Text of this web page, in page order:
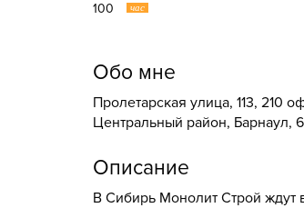
100 час
Обо мне
​Пролетарская улица, 113​, 210
Центральный район, Барнаул,
Описание
В Сибирь Монолит Строй ждут